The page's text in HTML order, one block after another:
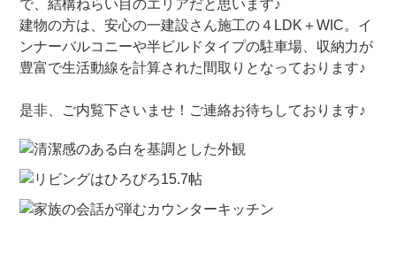
で、結構ねらい目のエリアだと思います♪
建物の方は、安心の一建設さん施工の４LDK＋WIC。イ
ンナーバルコニーや半ビルドタイプの駐車場、収納力が
豊富で生活動線を計算された間取りとなっております♪
是非、ご内覧下さいませ！ご連絡お待ちしております♪